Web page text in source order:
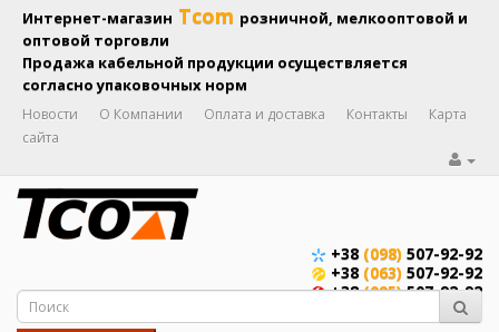
Интернет-магазин Tcom розничной, мелкооптовой и
оптовой торговли
Продажа кабельной продукции осуществляется
согласно упаковочных норм
Новости О Компании Оплата и доставка Контакты
Карта
сайта
+38 (098) 507-92-92
+38 (063) 507-92-92
+38(095)507-92-92